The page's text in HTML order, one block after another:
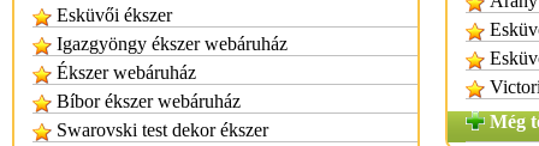
Esküvői ékszer
Igazgyöngy ékszer webáruház
Ékszer webáruház
Bíbor ékszer webáruház
Swarovski test dekor ékszer
Még